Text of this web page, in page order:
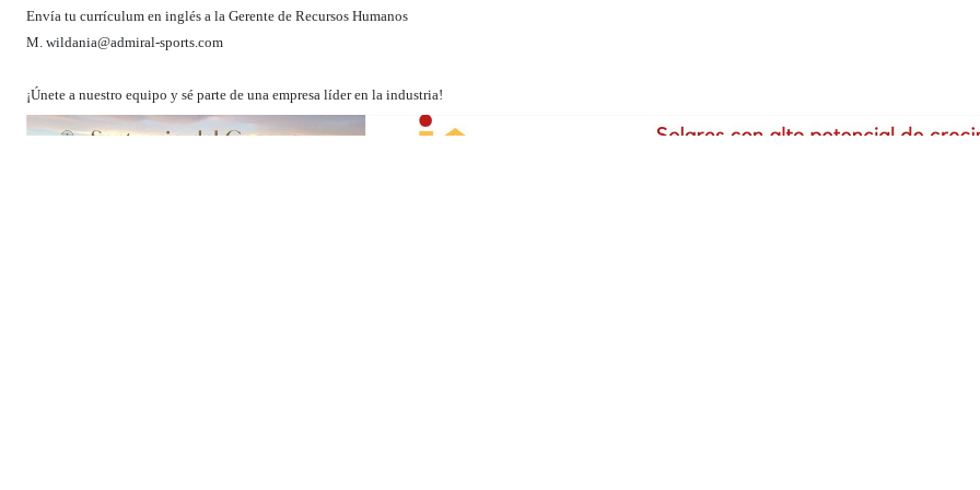
Envía tu currículum en inglés a la Gerente de Recursos Humanos
M. wildania@admiral-sports.com
¡Únete a nuestro equipo y sé parte de una empresa líder en la industria!